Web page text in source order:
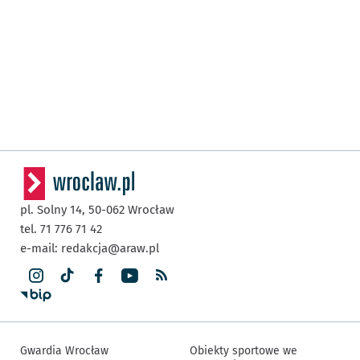
pl. Solny 14, 50-062 Wrocław
tel. 71 776 71 42
e-mail: redakcja@araw.pl
Gwardia Wrocław
Obiekty sportowe we